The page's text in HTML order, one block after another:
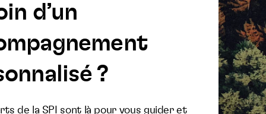
d’un
?
de la SPI sont là pour vous guider et